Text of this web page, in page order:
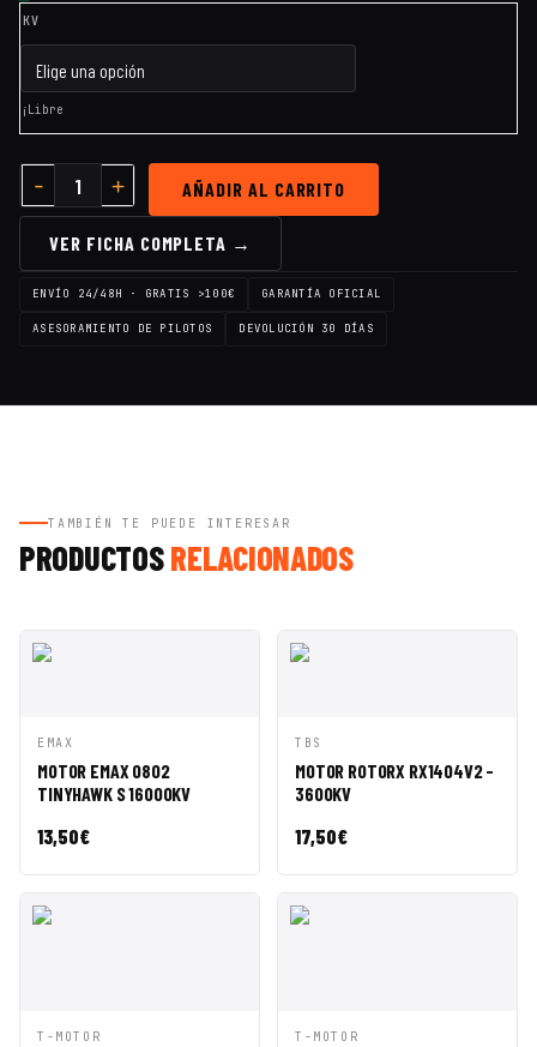
KV
¡Libre
AÑADIR AL CARRITO
VER FICHA COMPLETA →
ENVÍO 24/48H · GRATIS >100€ GARANTÍA OFICIAL
ASESORAMIENTO DE PILOTOS DEVOLUCIÓN 30 DÍAS
TAMBIÉN TE PUEDE INTERESAR
PRODUCTOSRELACIONADOS
VISTA
RÁPIDA
CESTA
EMAX
MOTOR EMAX 0802
TINYHAWK S 16000KV
13,50€
VISTA
RÁPIDA
CESTA
TBS
MOTOR ROTORX RX1404V2 -
3600KV
17,50€
VISTA
T-MOTOR
VISTA
T-MOTOR